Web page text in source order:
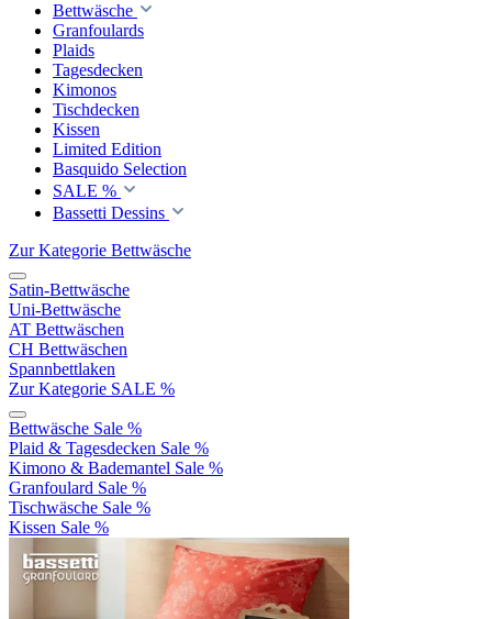
Bettwäsche
Granfoulards
Plaids
Tagesdecken
Kimonos
Tischdecken
Kissen
Limited Edition
Basquido Selection
SALE %
Bassetti Dessins
Zur Kategorie Bettwäsche
Satin-Bettwäsche
Uni-Bettwäsche
AT Bettwäschen
CH Bettwäschen
Spannbettlaken
Zur Kategorie SALE %
Bettwäsche Sale %
Plaid & Tagesdecken Sale %
Kimono & Bademantel Sale %
Granfoulard Sale %
Tischwäsche Sale %
Kissen Sale %